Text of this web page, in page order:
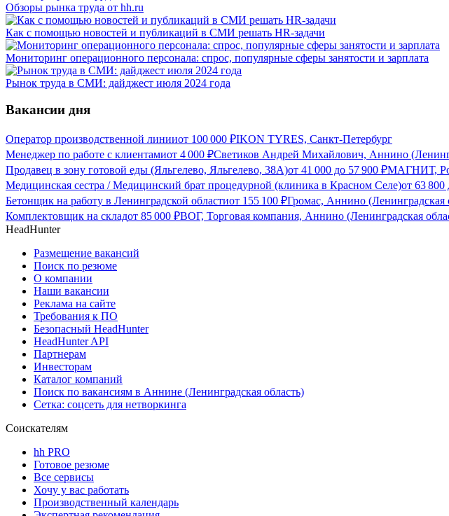
Обзоры рынка труда от hh.ru
Как с помощью новостей и публикаций в СМИ решать HR-задачи
Мониторинг операционного персонала: спрос, популярные сферы занятости и зарплата
Рынок труда в СМИ: дайджест июля 2024 года
Вакансии дня
Оператор производственной линииот 100 000 ₽IKON TYRES, Санкт-Петербург
Менеджер по работе с клиентамиот 4 000 ₽Светиков Андрей Михайлович, Аннино
Продавец в зону готовой еды (Яльгелево, Яльгелево, 38А)от 41 000 до 57 900 ₽МАГНИТ,
Медицинская сестра / Медицинский брат процедурной (клиника в Красном Селе)от 63 800
Бетонщик на работу в Ленинградской областиот 155 100 ₽Громас, Аннино (Ленинградская
Комплектовщик на складот 85 000 ₽ВОГ, Торговая компания, Аннино (Ленинградская
HeadHunter
Размещение вакансий
Поиск по резюме
О компании
Наши вакансии
Реклама на сайте
Требования к ПО
Безопасный HeadHunter
HeadHunter API
Партнерам
Инвесторам
Каталог компаний
Поиск по вакансиям в Аннине (Ленинградская область)
Сетка: соцсеть для нетворкинга
Соискателям
hh PRO
Готовое резюме
Все сервисы
Хочу у вас работать
Производственный календарь